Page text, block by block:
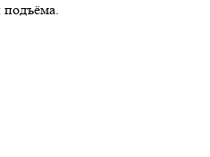
подъёма.